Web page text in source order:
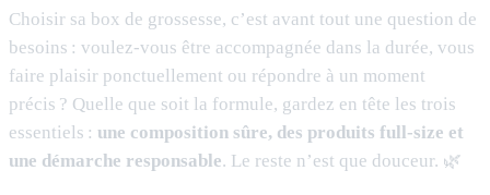
Choisir sa box de grossesse, c’est avant tout une question de
besoins : voulez-vous être accompagnée dans la durée, vous
faire plaisir ponctuellement ou répondre à un moment
précis ? Quelle que soit la formule, gardez en tête les trois
essentiels : une composition sûre, des produits full-size et
une démarche responsable. Le reste n’est que douceur. 🌿